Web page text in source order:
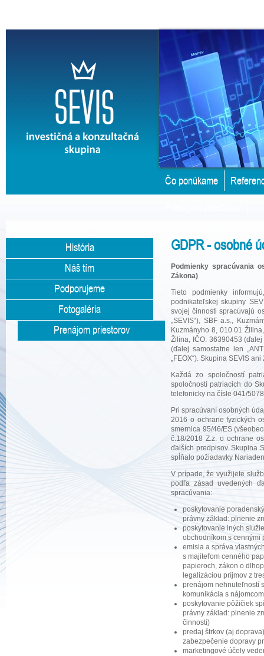
Čo ponúkame
História
Náš tím
Podporujeme
Fotogaléria
Prenájom priestorov
GDPR - osobné
Podmienky spracúvania
Zákona)
Tieto podmienky
podnikateľskej skupiny
svojej činnosti spracúvajú
„SEVIS“), SBF a.s.,
Kuzmányho 8, 010 01
Žilina, IČO: 36390453 (ďalej
(ďalej samostatne len
„FEOX“). Skupina SEVIS
Každá zo spoločností
spoločností patriacich do
telefonicky na čísle 041/
Pri spracúvaní osobných
2016 o ochrane fyzických
smernica 95/46/ES
č.18/2018 Z.z. o ochrane
ďalších predpisov. Skupina
spĺňalo požiadavky
V prípade, že využijete
podľa zásad uvedených
spracúvania:
poskytovanie
právny základ: plnenie
poskytovanie iných
obchodníkom s cennými
emisia a správa
s majiteľom cenného
papieroch, zákon o
legalizáciou príjmov z
prenájom nehnuteľností
komunikácia s
poskytovanie pôžičiek
právny základ: plnenie
činnosti)
predaj štrkov (aj
zabezpečenie dopravy
marketingové účely